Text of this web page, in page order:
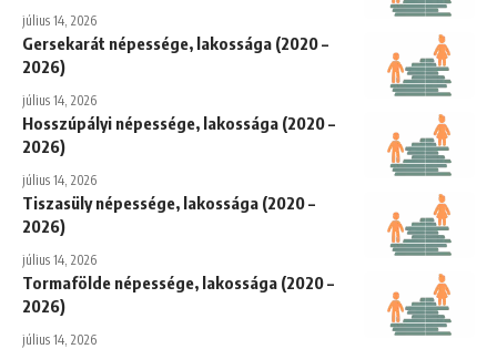
július 14, 2026
Gersekarát népessége, lakossága (2020 –
2026)
július 14, 2026
Hosszúpályi népessége, lakossága (2020 –
2026)
július 14, 2026
Tiszasüly népessége, lakossága (2020 –
2026)
július 14, 2026
Tormafölde népessége, lakossága (2020 –
2026)
július 14, 2026